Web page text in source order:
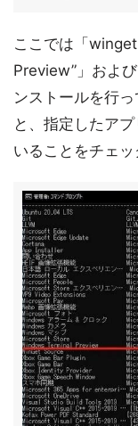
ここでは「
Preview”」およ
ンストールを行
と、指定したア
いることをチェッ